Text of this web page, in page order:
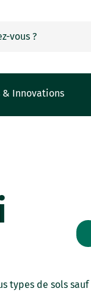
& Innovations
types de sols sauf